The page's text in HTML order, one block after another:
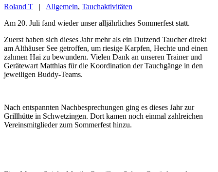
Roland T | Allgemein, Tauchaktivitäten
Am 20. Juli fand wieder unser alljährliches Sommerfest statt.
Zuerst haben sich dieses Jahr mehr als ein Dutzend Taucher direkt
am Althäuser See getroffen, um riesige Karpfen, Hechte und einen
zahmen Hai zu bewundern. Vielen Dank an unseren Trainer und
Gerätewart Matthias für die Koordination der Tauchgänge in den
jeweiligen Buddy-Teams.
Nach entspannten Nachbesprechungen ging es dieses Jahr zur
Grillhütte in Schwetzingen. Dort kamen noch einmal zahlreichen
Vereinsmitglieder zum Sommerfest hinzu.